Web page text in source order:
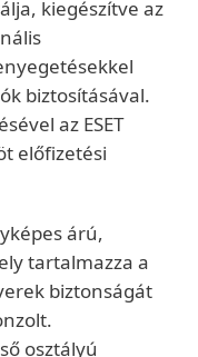
kiegészítve az
biztosításával.
az ESET
előfizetési
árú,
tartalmazza a
biztonságát
osztályú